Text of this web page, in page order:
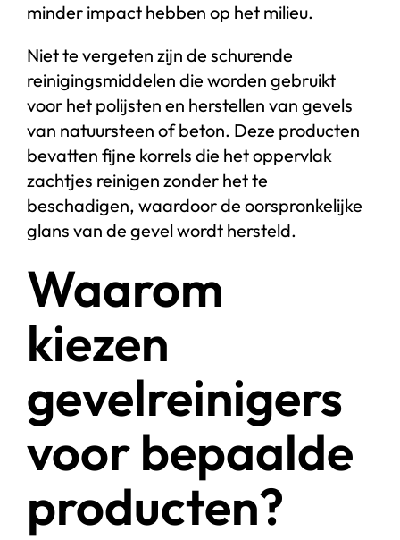
minder impact hebben op het milieu.
Niet te vergeten zijn de schurende
reinigingsmiddelen die worden gebruikt
voor het polijsten en herstellen van gevels
van natuursteen of beton. Deze producten
bevatten fijne korrels die het oppervlak
zachtjes reinigen zonder het te
beschadigen, waardoor de oorspronkelijke
glans van de gevel wordt hersteld.
Waarom
kiezen
gevelreinigers
voor bepaalde
producten?